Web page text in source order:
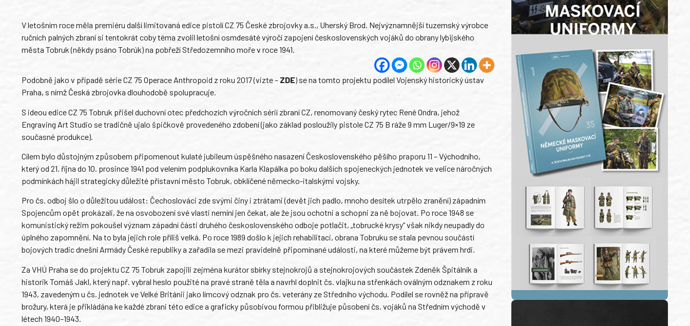
V letošním roce měla premiéru další limitovaná edice pistolí CZ 75 České zbrojovky a.s., Uherský Brod. Nejvýznamnější tuzemský výrobce
ručních palných zbraní si tentokrát coby téma zvolil letošní osmdesáté výročí zapojení československých vojáků do obrany lybijského
města Tobruk (někdy psáno Tobrúk) na pobřeží Středozemního moře v roce 1941.
Podobně jako v případě série CZ 75 Operace Anthropoid z roku 2017 (vizte – ZDE) se na tomto projektu podílel Vojenský historický ústav
Praha, s nímž Česká zbrojovka dlouhodobě spolupracuje.
S ideou edice CZ 75 Tobruk přišel duchovní otec předchozích výročních sérií zbraní CZ, renomovaný český rytec René Ondra, jehož
Engraving Art Studio se tradičně ujalo špičkově provedeného zdobení (jako základ posloužily pistole CZ 75 B ráže 9 mm Luger/9×19 ze
současné produkce).
Cílem bylo důstojným způsobem připomenout kulaté jubileum úspěšného nasazení Československého pěšího praporu 11 – Východního,
který od 21. října do 10. prosince 1941 pod velením podplukovníka Karla Klapálka po boku dalších spojeneckých jednotek ve velice náročných
podmínkách hájil strategicky důležité přístavní město Tobruk, obklíčené německo-italskými vojsky.
Pro čs. odboj šlo o důležitou událost: Čechoslováci zde svými činy i ztrátami (devět jich padlo, mnoho desítek utrpělo zranění) západním
Spojencům opět prokázali, že na osvobození své vlasti nemíní jen čekat, ale že jsou ochotni a schopni za ně bojovat. Po roce 1948 se
komunistický režim pokoušel význam západní části druhého československého odboje potlačit, „tobrucké krysy“ však nikdy neupadly do
úplného zapomnění. Na to byla jejich role příliš velká. Po roce 1989 došlo k jejich rehabilitaci, obrana Tobruku se stala pevnou součástí
bojových tradic dnešní Armády České republiky a zařadila se mezi pravidelně připomínané události, na které můžeme být právem hrdi.
Za VHÚ Praha se do projektu CZ 75 Tobruk zapojili zejména kurátor sbírky stejnokrojů a stejnokrojových součástek Zdeněk Špitálník a
historik Tomáš Jakl, který např. vybral heslo použité na pravé straně těla a navrhl doplnit čs. vlajku na střenkách oválným odznakem z roku
1943, zavedeným u čs. jednotek ve Velké Británii jako límcový odznak pro čs. veterány ze Středního východu. Podílel se rovněž na přípravě
brožury, která je přikládána ke každé zbrani této edice a graficky působivou formou přibližuje působení čs. vojáků na Středním východě v
létech 1940–1943.